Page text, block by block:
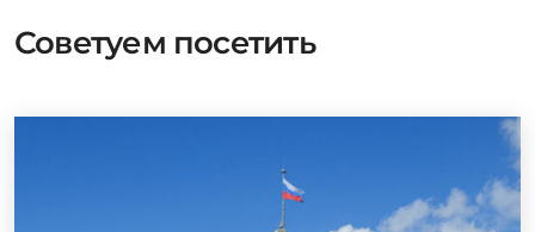
Советуем посетить